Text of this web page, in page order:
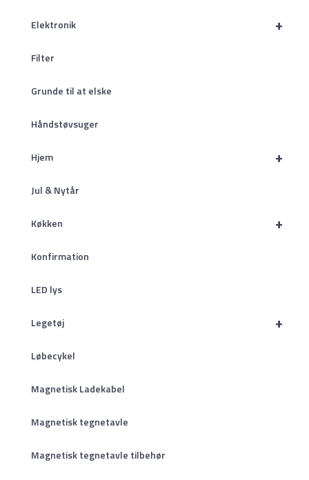
+
Elektronik
Filter
Grunde til at elske
Håndstøvsuger
+
Hjem
Jul & Nytår
+
Køkken
Konfirmation
LED lys
+
Legetøj
Løbecykel
Magnetisk Ladekabel
Magnetisk tegnetavle
Magnetisk tegnetavle tilbehør